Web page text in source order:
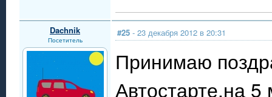
Dachnik
Посетитель
#25 - 23 декабря 2012 в 20:31
Принимаю
Автостарте,на 5